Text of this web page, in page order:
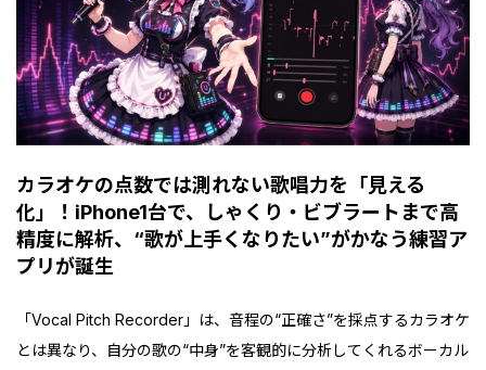
カラオケの点数では測れない歌唱力を「見える
化」！iPhone1台で、しゃくり・ビブラートまで高
精度に解析、“歌が上手くなりたい”がかなう練習ア
プリが誕生
「Vocal Pitch Recorder」は、音程の“正確さ”を採点するカラオケ
とは異なり、自分の歌の“中身”を客観的に分析してくれるボーカル